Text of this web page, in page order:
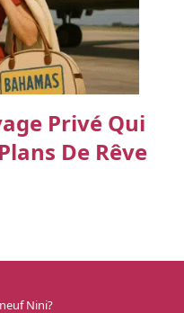
Privé Qui
De Rêve
Nini?